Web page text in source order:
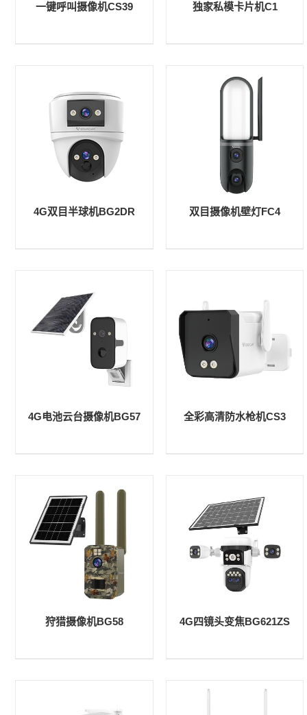
一键呼叫摄像机CS39 独家私模卡片机C1
4G双目半球机BG2DR 双目摄像机壁灯FC4
4G电池云台摄像机BG57 全彩高清防水枪机CS3
狩猎摄像机BG58 4G四镜头变焦BG621ZS